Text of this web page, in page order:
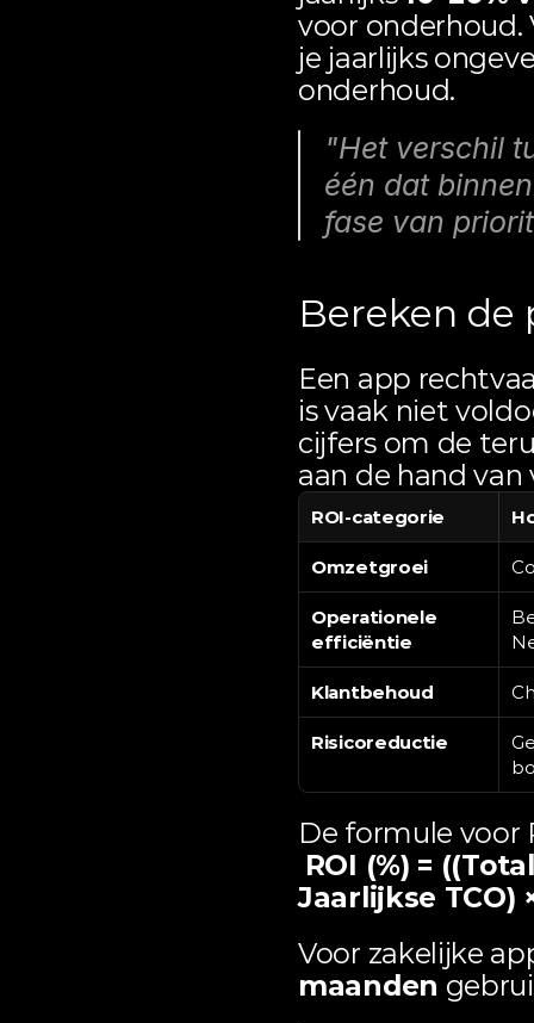
voor
je jaarlijks
onderhoud.
"Het verschil
één dat
fase van
Bereken de
Een app
is vaak niet
cijfers om de
aan de hand
ROI-categorie
Omzetgroei
Operationele
efficiëntie
Klantbehoud
Risicoreductie
De formule voor
ROI (%) =
Jaarlijkse TCO)
Voor zakelijke
maanden